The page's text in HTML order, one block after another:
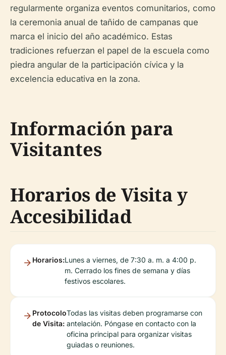
regularmente organiza eventos comunitarios, como
la ceremonia anual de tañido de campanas que
marca el inicio del año académico. Estas
tradiciones refuerzan el papel de la escuela como
piedra angular de la participación cívica y la
excelencia educativa en la zona.
Información para
Visitantes
Horarios de Visita y
Accesibilidad
Horarios:Lunes a viernes, de 7:30 a. m. a 4:00 p.
m. Cerrado los fines de semana y días
festivos escolares.
Protocolo
de Visita:
Todas las visitas deben programarse con
antelación. Póngase en contacto con la
oficina principal para organizar visitas
guiadas o reuniones.